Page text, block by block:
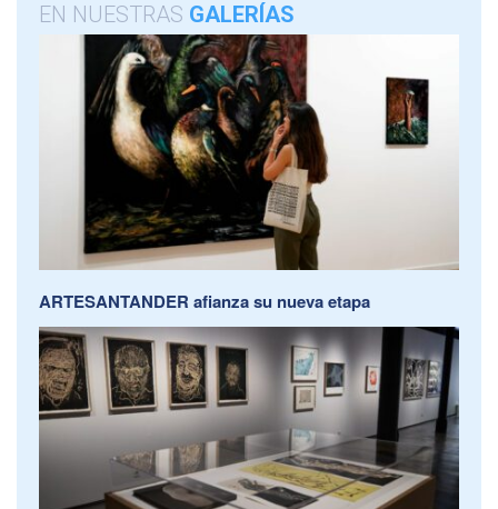
EN NUESTRAS GALERÍAS
ARTESANTANDER afianza su nueva etapa